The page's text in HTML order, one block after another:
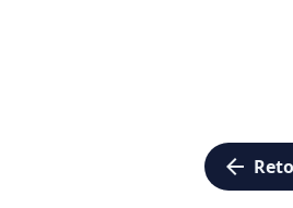
arrow_left